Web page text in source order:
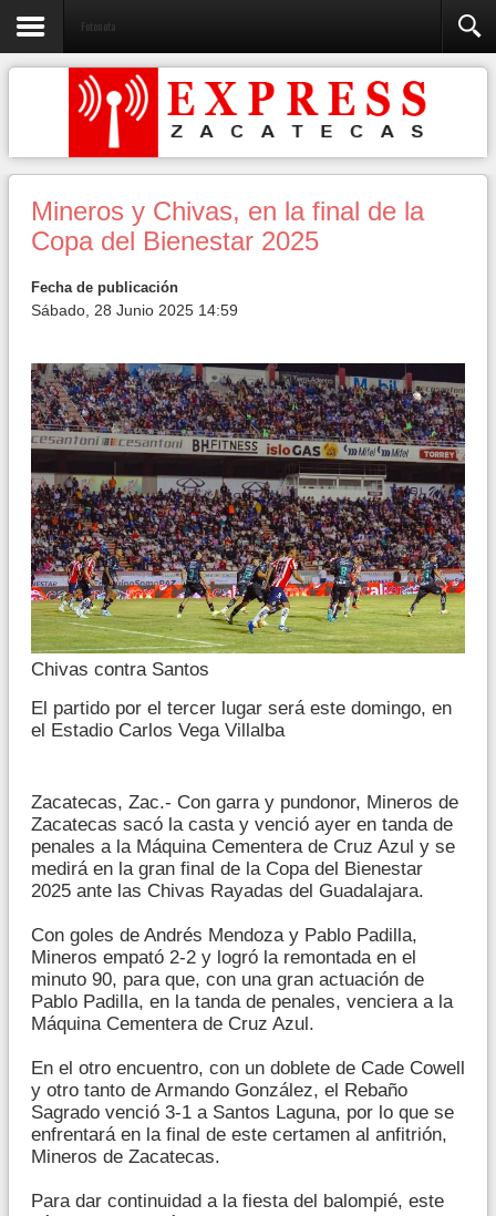
Fotonota
Mineros y Chivas, en la final de la
Copa del Bienestar 2025
Fecha de publicación
Sábado, 28 Junio 2025 14:59
Chivas contra Santos
El partido por el tercer lugar será este domingo, en
el Estadio Carlos Vega Villalba
Zacatecas, Zac.- Con garra y pundonor, Mineros de
Zacatecas sacó la casta y venció ayer en tanda de
penales a la Máquina Cementera de Cruz Azul y se
medirá en la gran final de la Copa del Bienestar
2025 ante las Chivas Rayadas del Guadalajara.
Con goles de Andrés Mendoza y Pablo Padilla,
Mineros empató 2-2 y logró la remontada en el
minuto 90, para que, con una gran actuación de
Pablo Padilla, en la tanda de penales, venciera a la
Máquina Cementera de Cruz Azul.
En el otro encuentro, con un doblete de Cade Cowell
y otro tanto de Armando González, el Rebaño
Sagrado venció 3-1 a Santos Laguna, por lo que se
enfrentará en la final de este certamen al anfitrión,
Mineros de Zacatecas.
Para dar continuidad a la fiesta del balompié, este